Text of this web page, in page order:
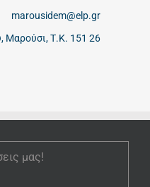
marousidem@elp.gr
Μαρούσι, Τ.Κ. 151 26
μας!